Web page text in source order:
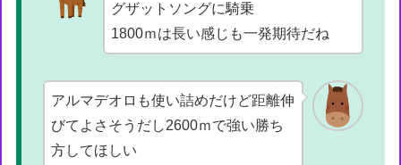
グザットソングに騎乗
1800ｍは長い感じも一発期待だね
アルマデオロも使い詰めだけど距離伸
びてよさそうだし2600ｍで強い勝ち
方してほしい